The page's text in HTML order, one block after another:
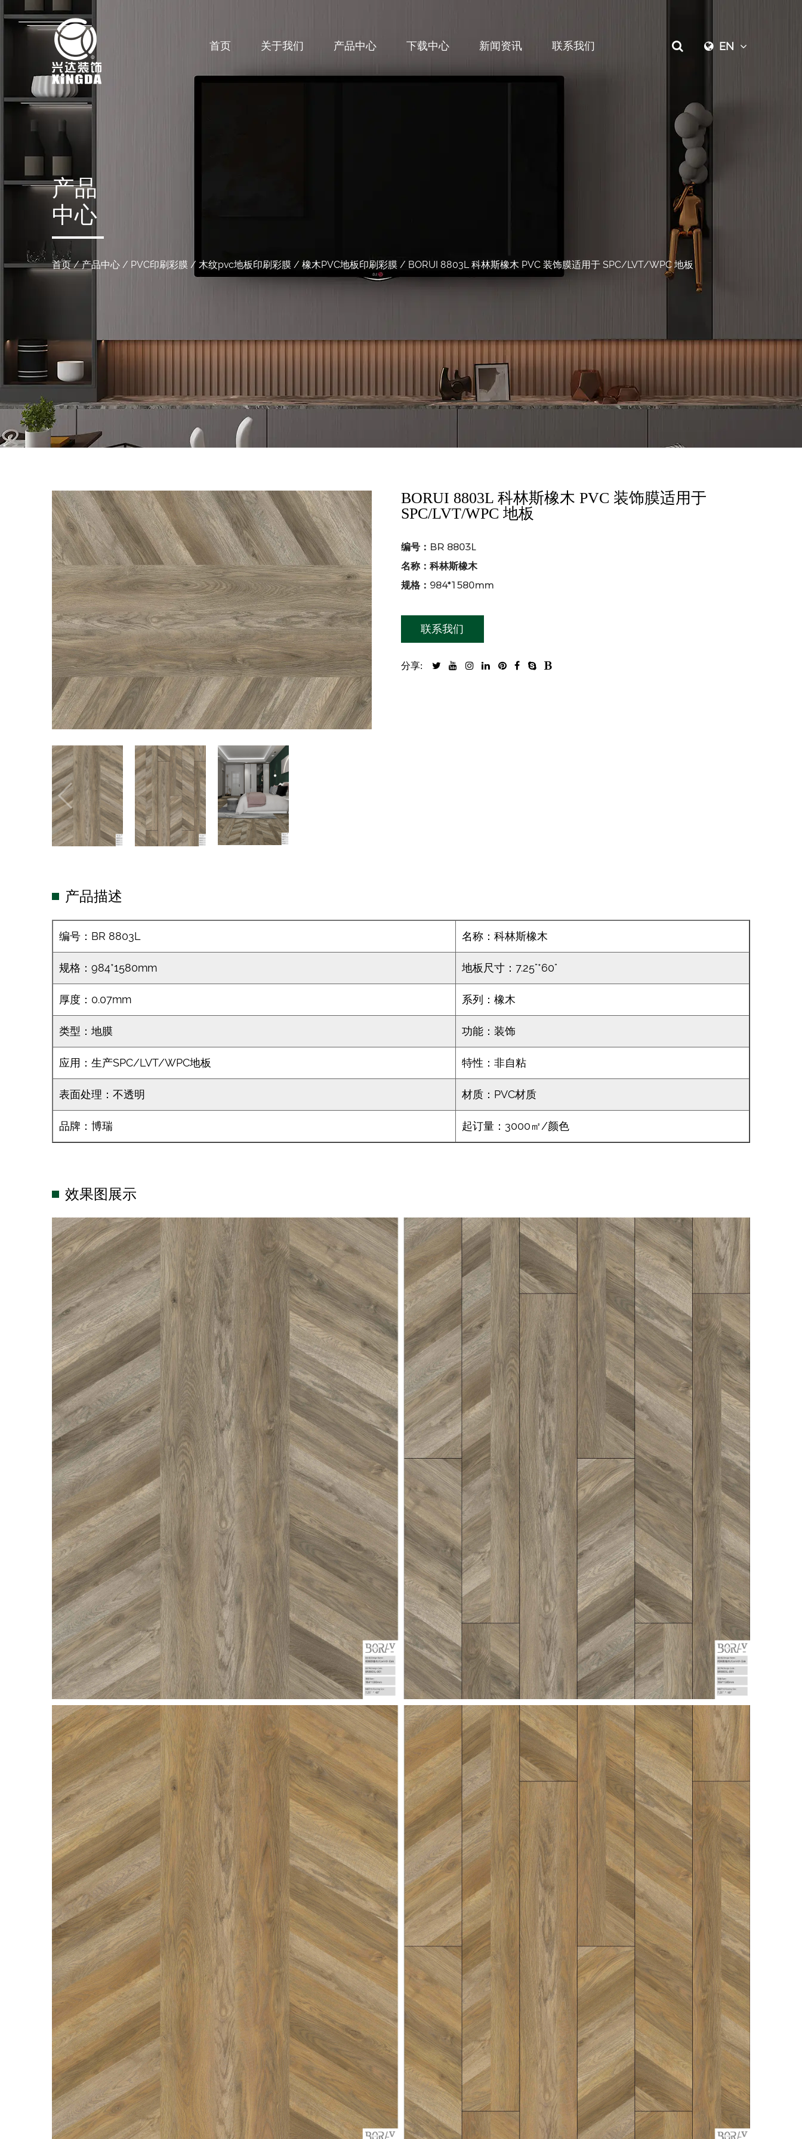
EN
首页 关于我们 产品中心 下载中心 新闻资讯 联系我们
产品
中心
首页/产品中心 / PVC印刷彩膜 / 木纹pvc地板印刷彩膜 / 橡木PVC地板印刷彩膜 / BORUI 8803L 科林斯橡木 PVC 装饰膜适用于 SPC/LVT/WPC 地板
BORUI 8803L 科林斯橡木 PVC 装饰膜适用于
SPC/LVT/WPC 地板
编号：BR 8803L
名称：科林斯橡木
规格：984*1580mm
联系我们
分享:
产品描述
编号：BR 8803L 名称：科林斯橡木
规格：984*1580mm 地板尺寸：7.25"*60"
厚度：0.07mm 系列：橡木
类型：地膜 功能：装饰
应用：生产SPC/LVT/WPC地板 特性：非自粘
表面处理：不透明 材质：PVC材质
品牌：博瑞 起订量：3000㎡/颜色
效果图展示